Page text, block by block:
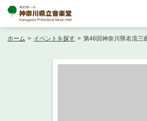
ホーム > イベントを探す > 第46回神奈川県名流三